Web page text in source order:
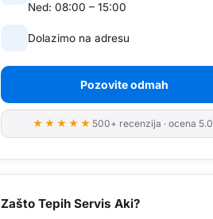
Ned: 08:00 – 15:00
Dolazimo na adresu
Pozovite odmah
★★★★★ 500+ recenzija · ocena 5.0
Zašto Tepih Servis Aki?